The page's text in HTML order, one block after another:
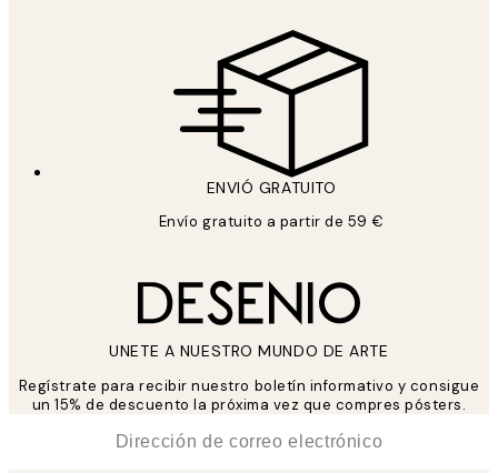
ENVIÓ GRATUITO
Envío gratuito a partir de 59 €
UNETE A NUESTRO MUNDO DE ARTE
Regístrate para recibir nuestro boletín informativo y consigue
un 15% de descuento la próxima vez que compres pósters.